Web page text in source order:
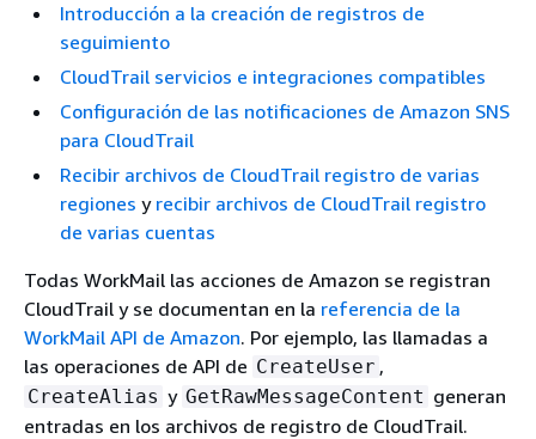
Introducción a la creación de registros de
seguimiento
CloudTrail servicios e integraciones compatibles
Configuración de las notificaciones de Amazon SNS
para CloudTrail
Recibir archivos de CloudTrail registro de varias
regiones y recibir archivos de CloudTrail registro
de varias cuentas
Todas WorkMail las acciones de Amazon se registran
CloudTrail y se documentan en la referencia de la
WorkMail API de Amazon. Por ejemplo, las llamadas a
las operaciones de API de CreateUser ,
CreateAlias y GetRawMessageContent generan
entradas en los archivos de registro de CloudTrail.